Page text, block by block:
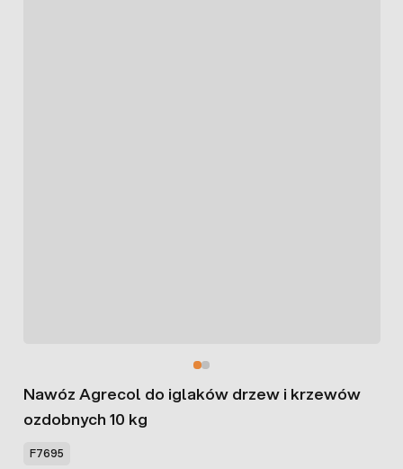
Nawóz Agrecol do iglaków drzew i krzewów
ozdobnych 10 kg
F7695